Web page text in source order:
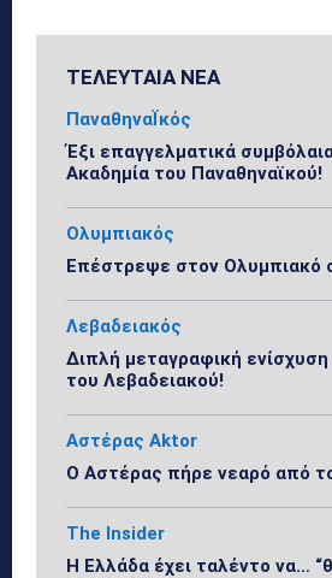
ΤΕΛΕΥΤΑΙΑ ΝΕΑ
ΠαναθηναΪκός
Έξι επαγγελματικά
Ακαδημία του Παναθηναϊκού!
Ολυμπιακός
Επέστρεψε στον Ολυμπιακό
Λεβαδειακός
Διπλή μεταγραφική ενίσχυση
του Λεβαδειακού!
Αστέρας Aktor
Ο Αστέρας πήρε νεαρό από
The Insider
Η Ελλάδα έχει ταλέντο να…